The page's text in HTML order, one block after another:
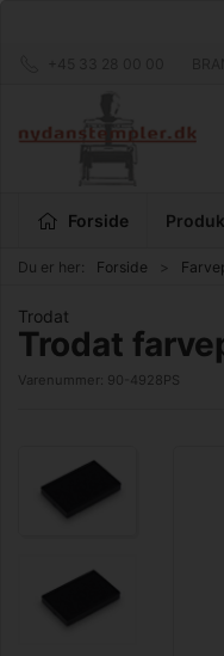
Forside
Du er her: Forside
Trodat
Trodat
Varenummer: 90-4928PS